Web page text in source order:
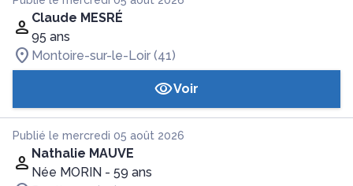
Claude MESRÉ
95 ans
Montoire-sur-le-Loir (41)
Voir
Publié le mercredi 05 août 2026
Nathalie MAUVE
Née MORIN - 59 ans